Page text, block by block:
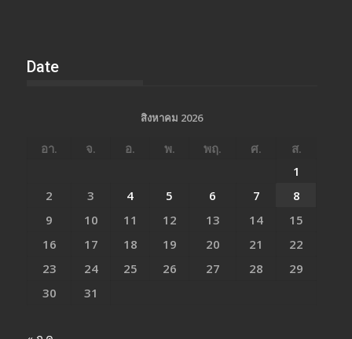
Date
สิงหาคม 2026
อา. จ. อ. พ. พฤ. ศ.
ส.
1
2
3 4 5 6 7
8
9
10 11 12 13 14
15
16
17 18 19 20 21
22
23
24 25 26 27 28
29
30
31